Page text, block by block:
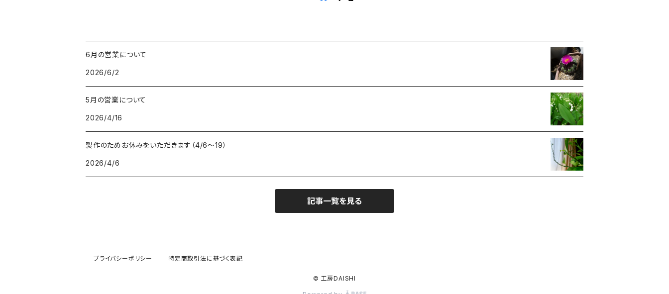
6月の営業について
2026/6/2
5月の営業について
2026/4/16
製作のためお休みをいただきます（4/6〜19）
2026/4/6
記事一覧を見る
プライバシーポリシー 特定商取引法に基づく表記
© 工房DAISHI